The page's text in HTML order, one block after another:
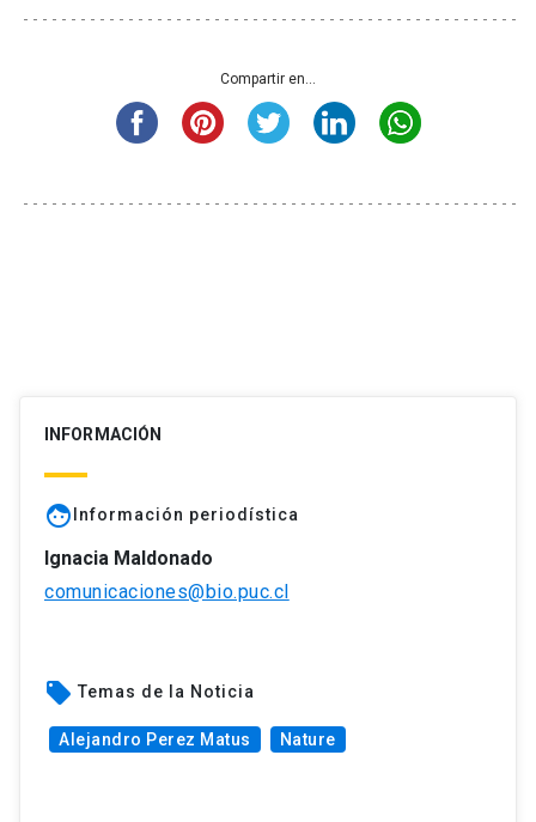
Compartir en...
INFORMACIÓN
faceInformación periodística
Ignacia Maldonado
comunicaciones@bio.puc.cl
local_offer Temas de la Noticia
Alejandro Perez Matus Nature